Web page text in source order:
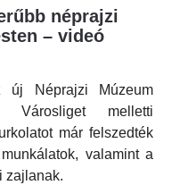
néprajzi
– videó
új Néprajzi Múzeum
Városliget melletti
már felszedték
valamint a
zajlanak.